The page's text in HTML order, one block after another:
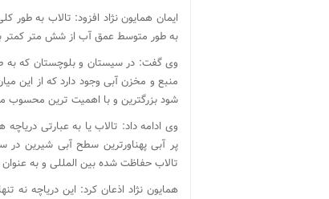
ایمان همایون نژاد افزود: تالاب به
به طور متوسط عمق آب از شش متر کمتر
منبع و مخزن آبی وجود دارد که از این
شود بزرگترین و با اهمیت ترین محسوب
تالاب حفاظت شده بین المللی و به
همایون نژاد اذعان کرد: این دریاچه